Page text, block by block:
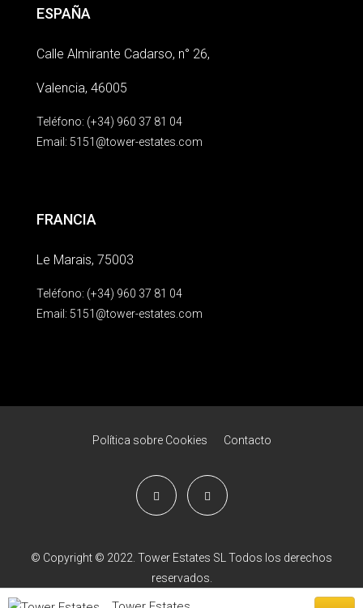
ESPAÑA
Calle Almirante Cadarso, n° 26,
Valencia, 46005
Teléfono: (+34) 960 37 81 04
Email: 5151@tower-estates.com
FRANCIA
Le Marais, 75003
Teléfono: (+34) 960 37 81 04
Email: 5151@tower-estates.com
Política sobre Cookies Contacto
© Copyright © 2022. Tower Estates SL Todos los derechos
reservados.